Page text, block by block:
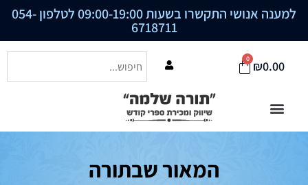
למענה אנושי התקשרו בשעות 09:00-19:00 לטלפון 054-
6718711
₪0.00
0
המאור שבתורה